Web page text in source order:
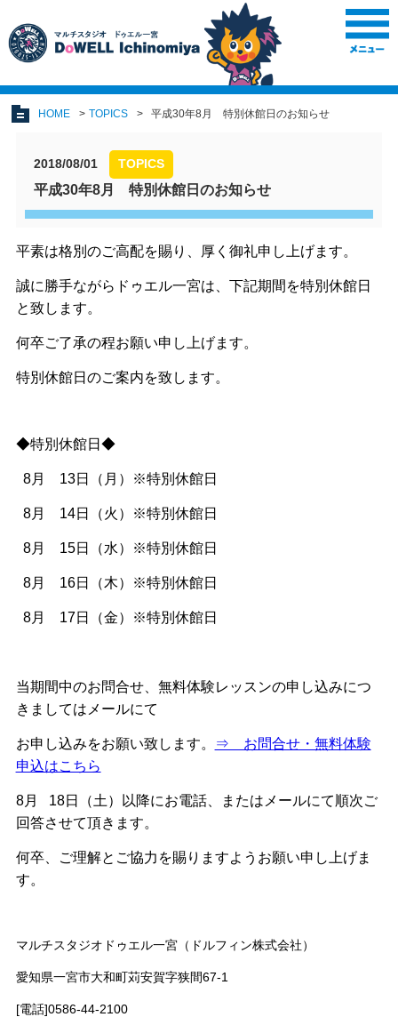
HOME TOPICS 平成30年8月 特別休館日のお知らせ
2018/08/01 TOPICS
平成30年8月 特別休館日のお知らせ
平素は格別のご高配を賜り、厚く御礼申し上げます。
誠に勝手ながらドゥエル一宮は、 下記期間を特別休館日
と致します。
何卒ご了承の程お願い申し上げます。
特別休館日のご案内を致します。
◆特別休館日◆
8月 13日（月）※特別休館日
8月 14日（火）※特別休館日
8月 15日（水）※特別休館日
8月 16日（木）※特別休館日
8月 17日（金）※特別休館日
当期間中のお問合せ、無料体験レッスンの申し込みにつ
きましてはメールにて
お申し込みをお願い致します。
⇒ お問合せ・無料体験
申込はこちら
8月 18日（土）以降にお電話、またはメールにて順次ご
回答させて頂きます。
何卒、ご理解とご協力を賜りますようお願い申し上げま
す。
マルチスタジオドゥエル一宮（ドルフィン株式会社）
愛知県一宮市大和町苅安賀字狭間67-1
[電話]0586-44-2100